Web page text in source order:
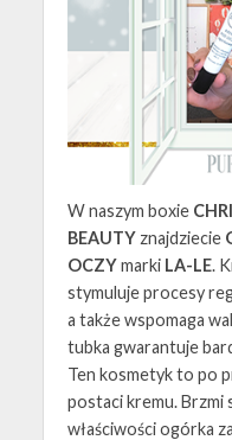
W naszym boxie
BEAUTYznajdziecie
OCZYmarki LA-LE.
stymuluje procesy
a także wspomaga
tubka gwarantuje
Ten kosmetyk to po
postaci kremu. Brzmi
właściwości ogórka